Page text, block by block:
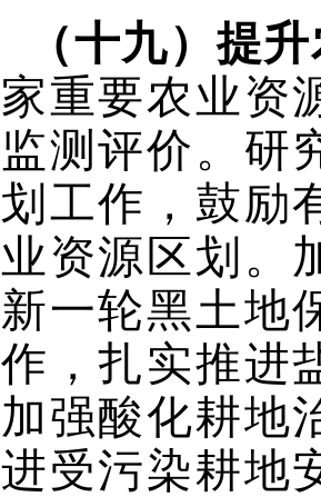
（十九）提
家重要农业资
监测评价。研
划工作，鼓励
业资源区划。
新一轮黑土地
作，扎实推进
加强酸化耕地
进受污染耕地